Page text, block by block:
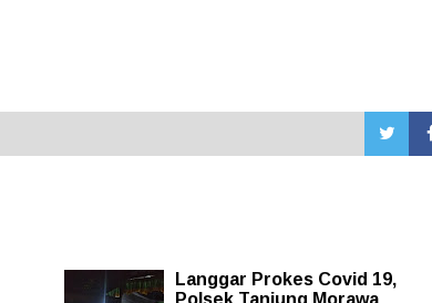
Langgar Prokes Covid 19,